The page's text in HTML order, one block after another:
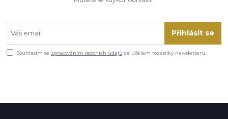
Přihlásit se
Souhlasím se zpracováním osobních údajů za účelem rozesílky newsletteru.